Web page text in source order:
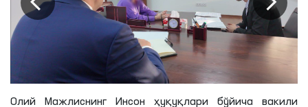
Олий Мажлиснинг Инсон ҳуқуқлари бўйича вакили